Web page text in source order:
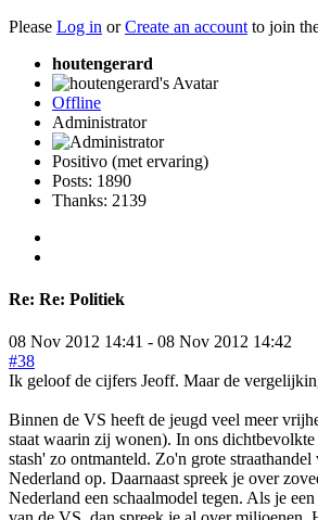
Please Log in orCreate an account to join
houtengerard
Offline
Administrator
Positivo (met ervaring)
Posts: 1890
Thanks: 2139
Re: Re: Politiek
08 Nov 2012 14:41 - 08 Nov 2012 14:42
#38
Ik geloof de cijfers Jeoff. Maar de
Binnen de VS heeft de jeugd veel meer
staat waarin zij wonen). In ons
stash' zo ontmanteld. Zo'n grote straathandel
Nederland op. Daarnaast spreek je over
Nederland een schaalmodel tegen. Als je